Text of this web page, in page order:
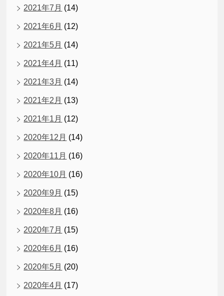
2021年7月 (14)
2021年6月 (12)
2021年5月 (14)
2021年4月 (11)
2021年3月 (14)
2021年2月 (13)
2021年1月 (12)
2020年12月 (14)
2020年11月 (16)
2020年10月 (16)
2020年9月 (15)
2020年8月 (16)
2020年7月 (15)
2020年6月 (16)
2020年5月 (20)
2020年4月 (17)